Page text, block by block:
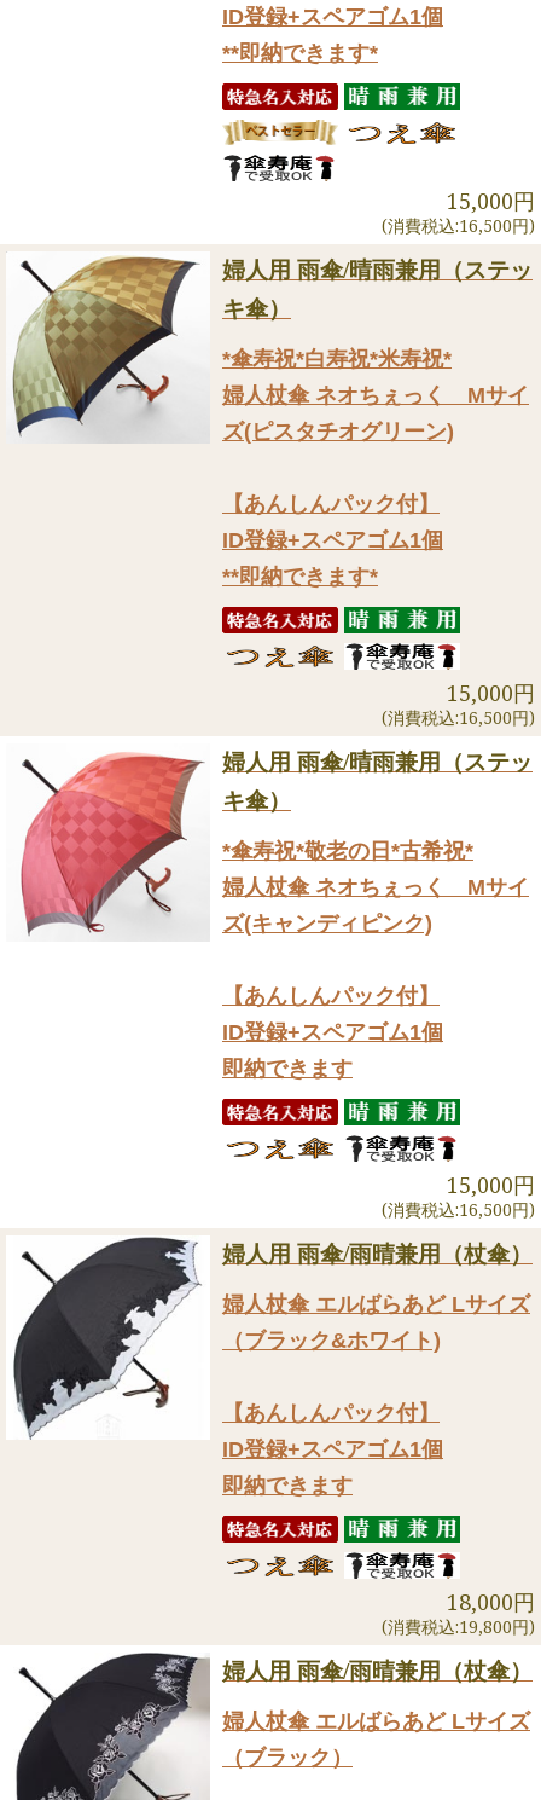
ID登録+スペアゴム1個
**即納できます*
15,000円
(消費税込:16,500円)
婦人用 雨傘/晴雨兼用（ステッ
キ傘）
*傘寿祝*白寿祝*米寿祝*
婦人杖傘 ネオちぇっく Mサイ
ズ(ピスタチオグリーン)
【あんしんパック付】
ID登録+スペアゴム1個
**即納できます*
15,000円
(消費税込:16,500円)
婦人用 雨傘/晴雨兼用（ステッ
キ傘）
*傘寿祝*敬老の日*古希祝*
婦人杖傘 ネオちぇっく Mサイ
ズ(キャンディピンク)
【あんしんパック付】
ID登録+スペアゴム1個
即納できます
15,000円
(消費税込:16,500円)
婦人用 雨傘/雨晴兼用（杖傘）
婦人杖傘 エルばらあど Lサイズ
（ブラック&ホワイト)
【あんしんパック付】
ID登録+スペアゴム1個
即納できます
18,000円
(消費税込:19,800円)
婦人用 雨傘/雨晴兼用（杖傘）
婦人杖傘 エルばらあど Lサイズ
（ブラック）